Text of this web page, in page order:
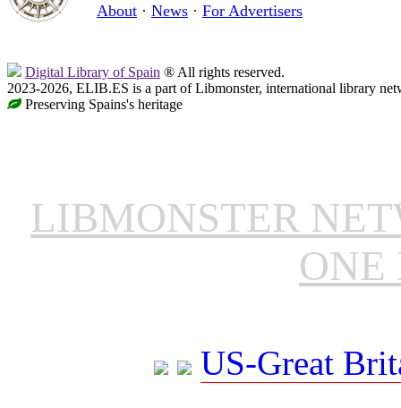
About · News · For Advertisers
Digital Library of Spain ® All rights reserved.
2023-2026, ELIB.ES is a part of Libmonster, international library
Preserving Spains's heritage
LIBMONSTER
ONE
US-Great